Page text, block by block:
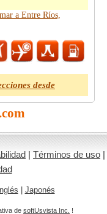
a Entre Ríos,
desde
| Términos de uso |
Inglés Japonés
de softUsvista Inc. !